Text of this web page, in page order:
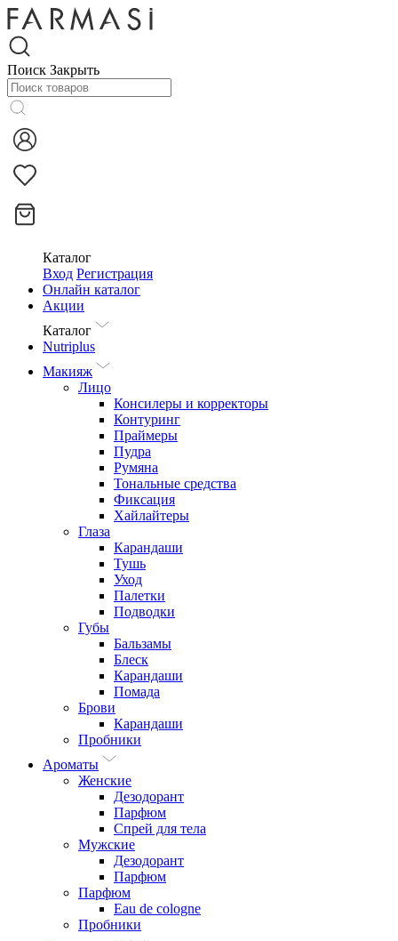
Поиск Закрыть
Каталог
Вход Регистрация
Онлайн каталог
Акции
Каталог
Nutriplus
Макияж
Лицо
Консилеры и корректоры
Контуринг
Праймеры
Пудра
Румяна
Тональные средства
Фиксация
Хайлайтеры
Глаза
Карандаши
Тушь
Уход
Палетки
Подводки
Губы
Бальзамы
Блеск
Карандаши
Помада
Брови
Карандаши
Пробники
Ароматы
Женские
Дезодорант
Парфюм
Спрей для тела
Мужские
Дезодорант
Парфюм
Парфюм
Eau de cologne
Пробники